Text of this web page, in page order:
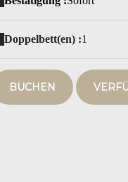
Doppelbett(en) :1
BUCHEN